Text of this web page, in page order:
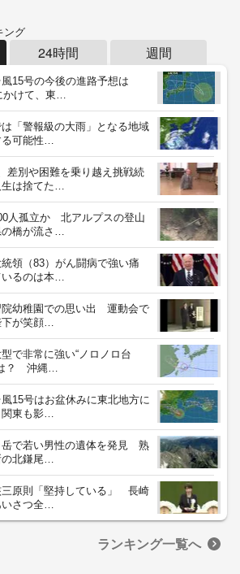
ング
24時間 週間
風15号の今後の進路予想は
かけて、東…
「警報級の大雨」となる地域
る可能性…
差別や困難を乗り越え挑戦続
は捨てた…
人孤立か 北アルプスの登山
の橋が流さ…
領（83）がん闘病で強い痛
るのは本…
院幼稚園での思い出 運動会で
下が笑顔…
型で非常に強い“ノロノロ台
は？ 沖縄…
風15号はお盆休みに東北地方に
東も影…
岳で若い男性の遺体を発見 熟
の北鎌尾…
原則「堅持している」 長崎
いさつ全…
ランキング一覧へ